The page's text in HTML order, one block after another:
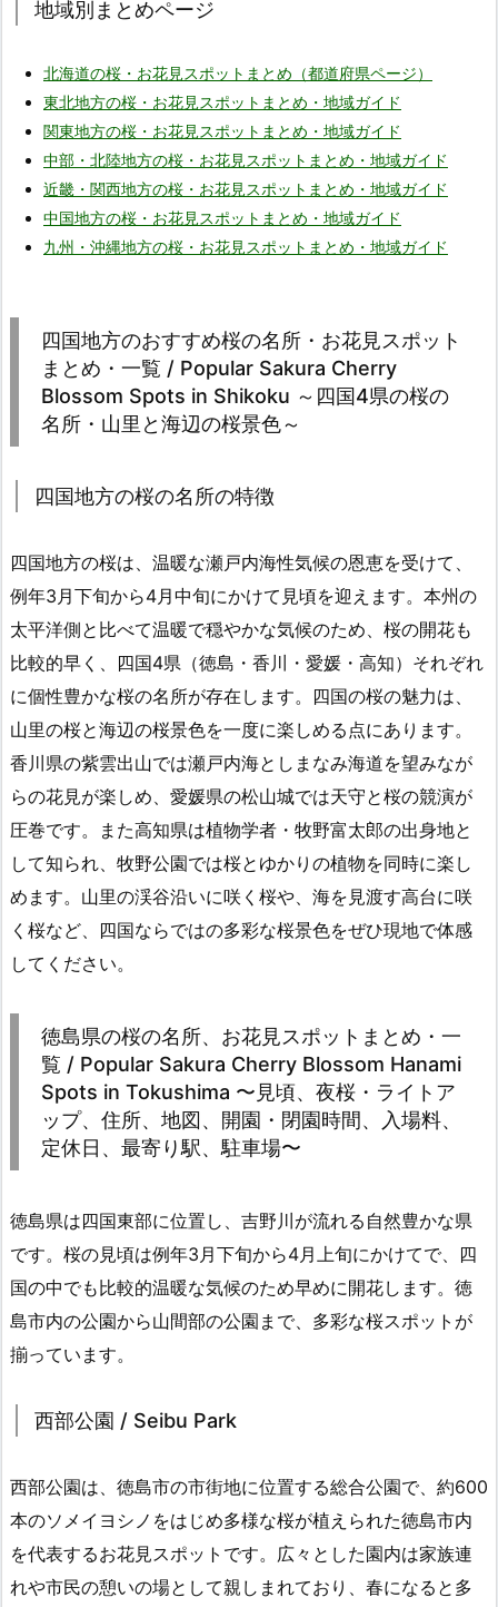
地域別まとめページ
北海道の桜・お花見スポットまとめ（都道府県ページ）
東北地方の桜・お花見スポットまとめ・地域ガイド
関東地方の桜・お花見スポットまとめ・地域ガイド
中部・北陸地方の桜・お花見スポットまとめ・地域ガイド
近畿・関西地方の桜・お花見スポットまとめ・地域ガイド
中国地方の桜・お花見スポットまとめ・地域ガイド
九州・沖縄地方の桜・お花見スポットまとめ・地域ガイド
四国地方のおすすめ桜の名所・お花見スポット
まとめ・一覧 / Popular Sakura Cherry
Blossom Spots in Shikoku ～四国4県の桜の
名所・山里と海辺の桜景色～
四国地方の桜の名所の特徴
四国地方の桜は、温暖な瀬戸内海性気候の恩恵を受けて、
例年3月下旬から4月中旬にかけて見頃を迎えます。本州の
太平洋側と比べて温暖で穏やかな気候のため、桜の開花も
比較的早く、四国4県（徳島・香川・愛媛・高知）それぞれ
に個性豊かな桜の名所が存在します。四国の桜の魅力は、
山里の桜と海辺の桜景色を一度に楽しめる点にあります。
香川県の紫雲出山では瀬戸内海としまなみ海道を望みなが
らの花見が楽しめ、愛媛県の松山城では天守と桜の競演が
圧巻です。また高知県は植物学者・牧野富太郎の出身地と
して知られ、牧野公園では桜とゆかりの植物を同時に楽し
めます。山里の渓谷沿いに咲く桜や、海を見渡す高台に咲
く桜など、四国ならではの多彩な桜景色をぜひ現地で体感
してください。
徳島県の桜の名所、お花見スポットまとめ・一
覧 / Popular Sakura Cherry Blossom Hanami
Spots in Tokushima 〜見頃、夜桜・ライトア
ップ、住所、地図、開園・閉園時間、入場料、
定休日、最寄り駅、駐車場〜
徳島県は四国東部に位置し、吉野川が流れる自然豊かな県
です。桜の見頃は例年3月下旬から4月上旬にかけてで、四
国の中でも比較的温暖な気候のため早めに開花します。徳
島市内の公園から山間部の公園まで、多彩な桜スポットが
揃っています。
西部公園 / Seibu Park
西部公園は、徳島市の市街地に位置する総合公園で、約600
本のソメイヨシノをはじめ多様な桜が植えられた徳島市内
を代表するお花見スポットです。広々とした園内は家族連
れや市民の憩いの場として親しまれており、春になると多